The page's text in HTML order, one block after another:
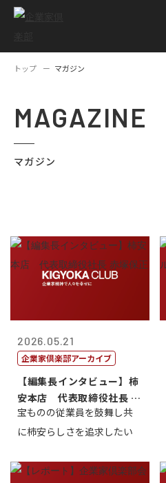
トップ マガジン
MAGAZINE
マガジン
2026.05.21
企業家倶楽部アーカイブ
【編集長インタビュー】柿
安本店 代表取締役社長 赤
塚保正
宝ものの従業員を鼓舞し共
に柿安らしさを追求したい